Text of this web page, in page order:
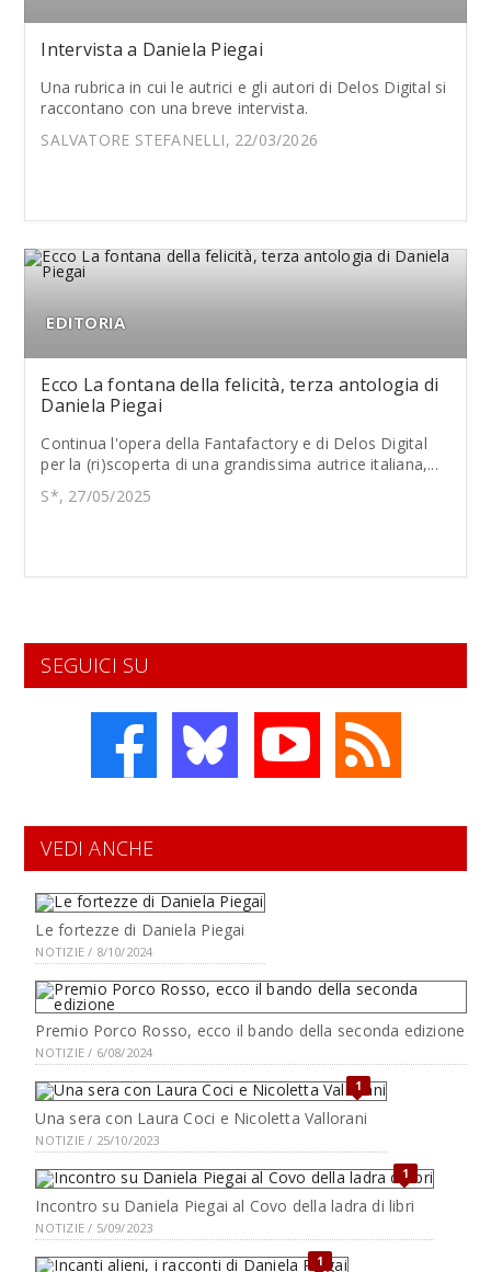
Intervista a Daniela Piegai
Una rubrica in cui le autrici e gli autori di Delos Digital si
raccontano con una breve intervista.
SALVATORE STEFANELLI, 22/03/2026
EDITORIA
Ecco La fontana della felicità, terza antologia di
Daniela Piegai
Continua l'opera della Fantafactory e di Delos Digital
per la (ri)scoperta di una grandissima autrice italiana,...
S*, 27/05/2025
SEGUICI SU
VEDI ANCHE
Le fortezze di Daniela Piegai
NOTIZIE / 8/10/2024
Premio Porco Rosso, ecco il bando della seconda edizione
NOTIZIE / 6/08/2024
1
Una sera con Laura Coci e Nicoletta Vallorani
NOTIZIE / 25/10/2023
1
Incontro su Daniela Piegai al Covo della ladra di libri
NOTIZIE / 5/09/2023
1